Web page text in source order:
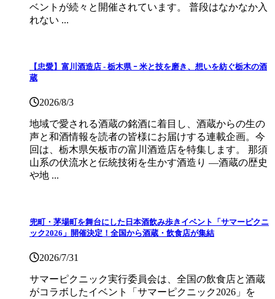
ベントが続々と開催されています。 普段はなかなか入
れない ...
【忠愛】富川酒造店 ‐ 栃木県 ｰ 米と技を磨き、想いを紡ぐ栃木の酒
蔵
2026/8/3
地域で愛される酒蔵の銘酒に着目し、酒蔵からの生の
声と和酒情報を読者の皆様にお届けする連載企画。今
回は、栃木県矢板市の富川酒造店を特集します。 那須
山系の伏流水と伝統技術を生かす酒造り ―酒蔵の歴史
や地 ...
兜町・茅場町を舞台にした日本酒飲み歩きイベント「サマーピクニ
ック2026」開催決定！全国から酒蔵・飲食店が集結
2026/7/31
サマーピクニック実⾏委員会は、全国の飲⾷店と酒蔵
がコラボしたイベント「サマーピクニック2026」を